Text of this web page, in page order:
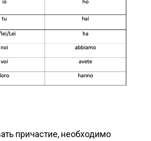
причастие, необходимо